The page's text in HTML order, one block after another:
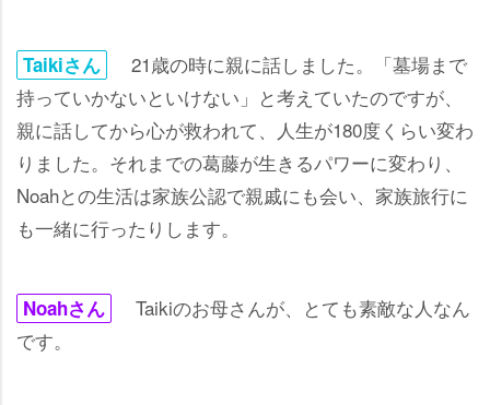
Taikiさん
21歳の時に親に話しました。「墓場まで
持っていかないといけない」と考えていたのですが、
親に話してから心が救われて、人生が180度くらい変わ
りました。それまでの葛藤が生きるパワーに変わり、
Noahとの生活は家族公認で親戚にも会い、家族旅行に
も一緒に行ったりします。
Noahさん
Taikiのお母さんが、とても素敵な人なん
です。